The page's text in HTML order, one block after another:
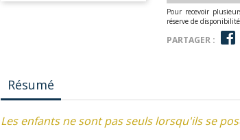
Pour recevoir
réserve de
PARTAGER :
Résumé
Les enfants ne sont pas seuls lorsqu'ils se